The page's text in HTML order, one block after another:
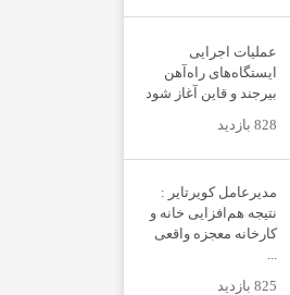
عملیات اجرایی
ایستگاه‌های راه‌آهن
بیرجند و قاین آغاز شود
828 بازدید
مدیرعامل کویرتایر :
نتیجه هم‌افزایی خانه و
کارخانه معجزه واقعی
...
825 بازدید